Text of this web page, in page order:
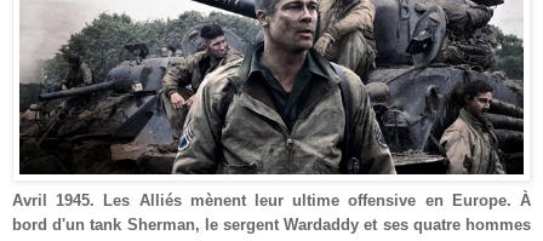
Avril 1945. Les Alliés mènent leur ultime offensive en Europe. À
bord d'un tank Sherman, le sergent Wardaddy et ses quatre hommes